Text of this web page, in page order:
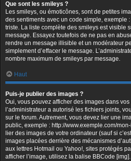
Que sont les smileys ?
Les smileys, ou émoticônes, sont de petites
des sentiments avec un code simple, exemple
triste. La liste complète des smileys est visible
message. Essayez toutefois de ne pas en
rendre un message illisible et un modérateur
simplement d’effacer le message.
nombre maximum de smileys par message.
Haut
Puis-je publier des images ?
Oui, vous pouvez afficher des images dans
l’administrateur a autorisé les fichiers joints,
sur le forum. Autrement, vous devez lier une
public, exemple : http://www.exemple.com/
lier des images de votre ordinateur (sauf si
images placées derrière des mécanismes
aux lettres Hotmail ou Yahoo!, sites protégés
afficher l’image, utilisez la balise BBCode [img].